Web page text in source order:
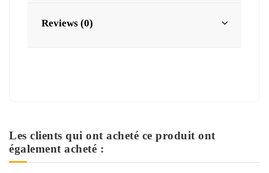
Reviews (0)
Les clients qui ont acheté ce produit ont
également acheté :